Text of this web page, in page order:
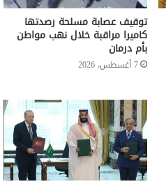
توقيف عصابة مسلحة رصدتها
كاميرا مراقبة خلال نهب مواطن
بأم درمان
7 أغسطس، 2026